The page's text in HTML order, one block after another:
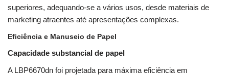
superiores, adequando-se a vários usos, desde materiais de
marketing atraentes até apresentações complexas.
Eficiência e Manuseio de Papel
Capacidade substancial de papel
A LBP6670dn foi projetada para máxima eficiência em